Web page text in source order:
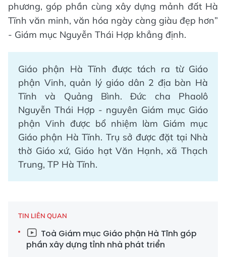
phương, góp phần cùng xây dựng mảnh đất Hà
Tĩnh văn minh, văn hóa ngày càng giàu đẹp hơn”
- Giám mục Nguyễn Thái Hợp khẳng định.
Giáo phận Hà Tĩnh được tách ra từ Giáo
phận Vinh, quản lý giáo dân 2 địa bàn Hà
Tĩnh và Quảng Bình. Đức cha Phaolô
Nguyễn Thái Hợp - nguyên Giám mục Giáo
phận Vinh được bổ nhiệm làm Giám mục
Giáo phận Hà Tĩnh. Trụ sở được đặt tại Nhà
thờ Giáo xứ, Giáo hạt Văn Hạnh, xã Thạch
Trung, TP Hà Tĩnh.
TIN LIÊN QUAN
Toà Giám mục Giáo phận Hà Tĩnh góp
phần xây dựng tỉnh nhà phát triển